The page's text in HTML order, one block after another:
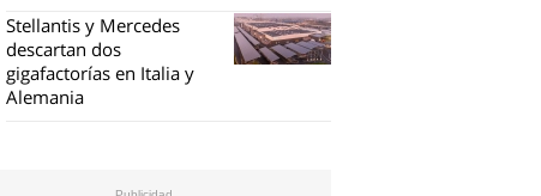
Stellantis y Mercedes
descartan dos
gigafactorías en Italia y
Alemania